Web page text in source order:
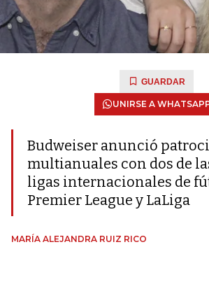
GUARDAR
UNIRSE A
Budweiser anunció
multianuales con dos de
ligas internacionales de
Premier League y LaLiga
MARÍA ALEJANDRA RUIZ RICO